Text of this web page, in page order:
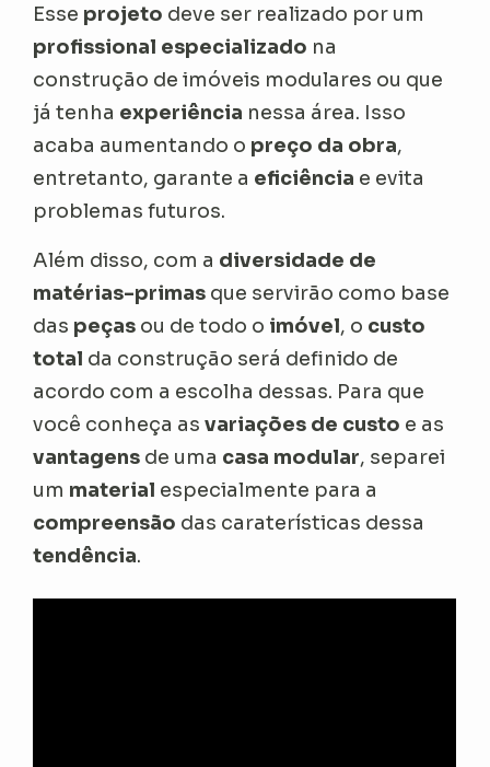
Esse projeto deve ser realizado por um
profissional especializado na
construção de imóveis modulares ou que
já tenha experiência nessa área. Isso
acaba aumentando o preço da obra,
entretanto, garante a eficiência e evita
problemas futuros.
Além disso, com a diversidade de
matérias-primas que servirão como base
das peças ou de todo o imóvel, o custo
total da construção será definido de
acordo com a escolha dessas. Para que
você conheça as variações de custo e as
vantagens de uma casa modular, separei
um material especialmente para a
compreensão das caraterísticas dessa
tendência.